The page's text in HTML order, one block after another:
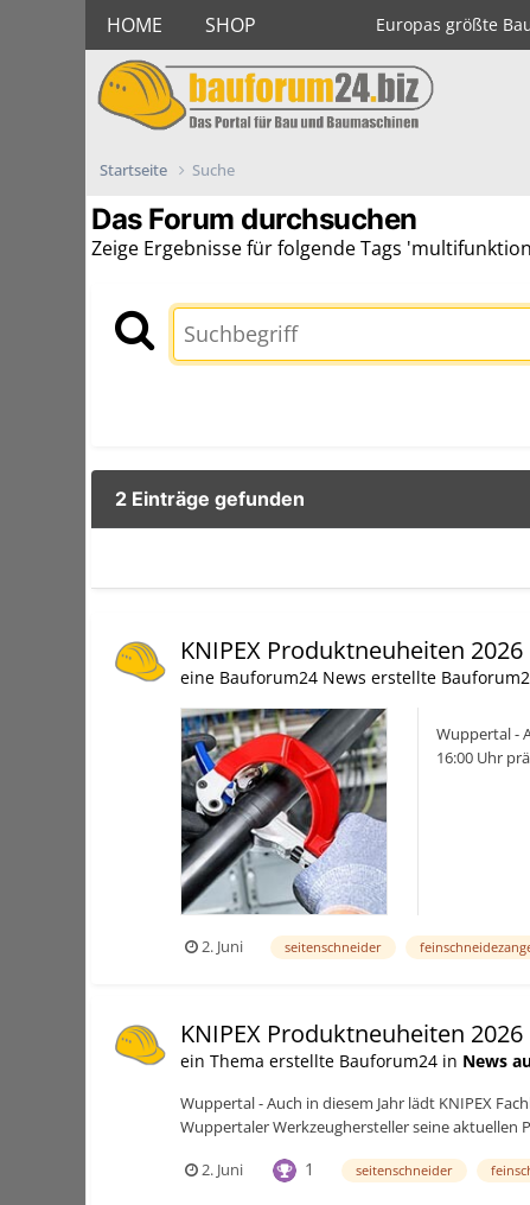
HOME SHOP Europas größte
Startseite Suche
Das Forum durchsuchen
Zeige Ergebnisse für folgende Tags
2 Einträge gefunden
KNIPEX Produktneuheiten 2026
eine Bauforum24 News erstellte
Wuppertal -
16:00 Uhr
2. Juni seitenschneider
KNIPEX Produktneuheiten 2026
ein Thema erstellte Bauforum24 in News
Wuppertal - Auch in diesem Jahr lädt KNIPEX
Wuppertaler Werkzeughersteller seine
2. Juni
1 seitenschneider